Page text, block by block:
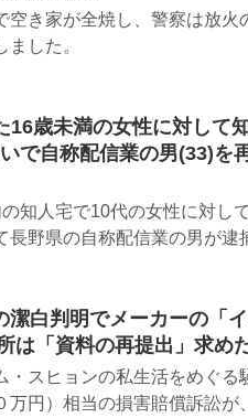
空き家が全焼し、警察は放
した。
16歳未満の女性に対して
で自称配信業の男(33)を
知人宅で10代の女性に対し
長野県の自称配信業の男が逮
潔白判明でメーカーの「
は「資料の再提出」求め
・スヒョンの私生活をめぐる
万円）相当の損害賠償訴訟が